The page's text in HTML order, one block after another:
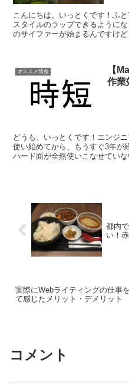
こんにちは。いっとくです！ふ
スタイルのラップできるように
のサイファーが始まるんですけ
オススメ情報
【
作業
どうも、いっとくです！エンジ
使い始めてから、もうすぐ3年が
ハード面が全然使いこなせてい
都内
い！
実際にWebライティングの仕事
て感じたメリット・デメリット
コメント